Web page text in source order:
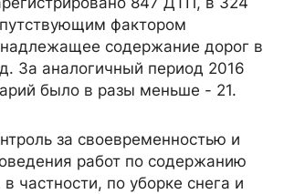
фактором
содержание дорог в
За аналогичный период 2016
было в разы меньше - 21.
за своевременностью и
работ по содержанию
частности, по уборке снега и